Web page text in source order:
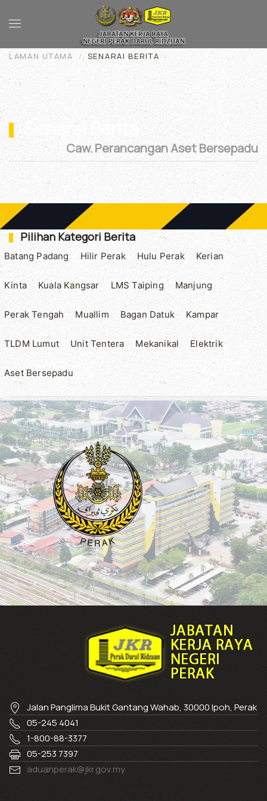
Skip to main content
LAMAN UTAMA SENARAI BERITA
Senarai Berita
Caw. Perancangan Aset Bersepadu
Pilihan Kategori Berita
Batang Padang Hilir Perak Hulu Perak Kerian
Kinta Kuala Kangsar LMS Taiping Manjung
Perak Tengah Muallim Bagan Datuk Kampar
TLDM Lumut Unit Tentera Mekanikal Elektrik
Aset Bersepadu
Jalan Panglima Bukit Gantang Wahab, 30000 Ipoh, Perak
05-245 4041
1-800-88-3377
05-253 7397
aduanperak@jkr.gov.my